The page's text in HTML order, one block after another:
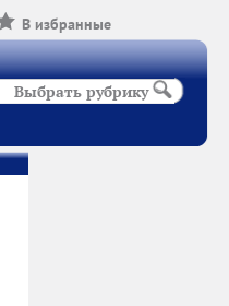
В избранные
Выбрать рубрику